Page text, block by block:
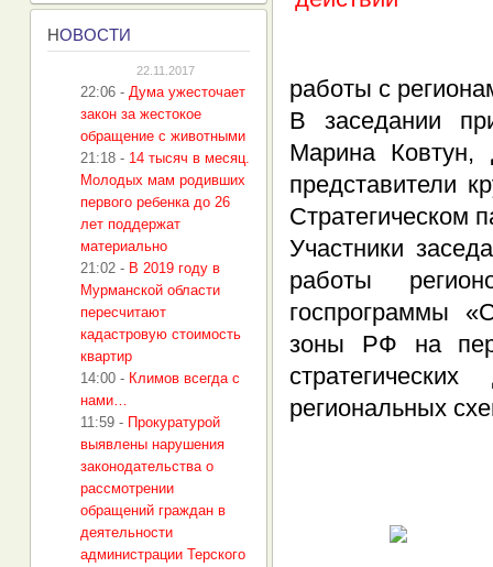
работы с
В заседании
Марина Ковтун,
представители
Стратегическом
Участники
работы
госпрограммы
зоны РФ на
региональных
НОВОСТИ
22.11.2017
22:06 - Дума ужесточает
закон за жестокое
обращение с животными
21:18 - 14 тысяч в месяц.
Молодых мам родивших
первого ребенка до 26
лет поддержат
материально
21:02 - В 2019 году в
Мурманской области
пересчитают
кадастровую стоимость
квартир
14:00 - Климов всегда с
нами…
11:59 - Прокуратурой
выявлены нарушения
законодательства о
рассмотрении
обращений граждан в
деятельности
администрации Терского